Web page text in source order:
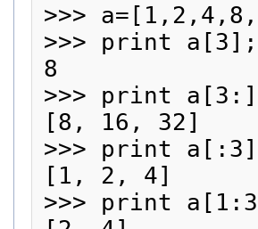
>>>
>>> print a[3];
8
>>> print
[8, 16, 32]
>>> print
[1, 2, 4]
>>> print